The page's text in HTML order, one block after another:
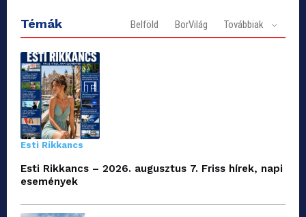
Témák Belföld BorVilág Továbbiak
Esti Rikkancs
Esti Rikkancs – 2026. augusztus 7. Friss hírek, napi
események